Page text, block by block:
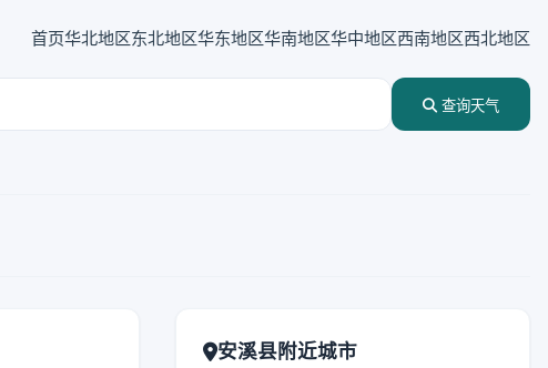
首页华北地区东北地区华东地区华南地区华中地区西南地区西北地区
查询天气
安溪县附近城市